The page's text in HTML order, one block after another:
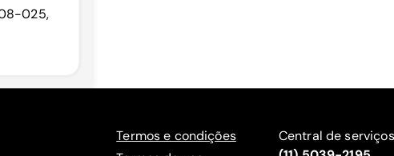
025,
Termos e condições
Central de